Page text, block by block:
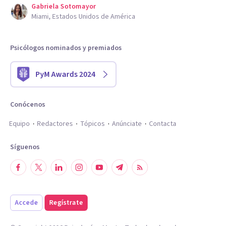
Gabriela Sotomayor
Miami, Estados Unidos de América
Psicólogos nominados y premiados
PyM Awards 2024
Conócenos
Equipo
Redactores Tópicos Anúnciate Contacta
Síguenos
Accede Regístrate